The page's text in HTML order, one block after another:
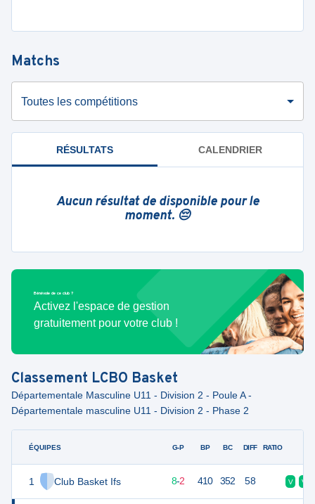
Matchs
Toutes les compétitions
RÉSULTATS CALENDRIER
Aucun résultat de disponible pour le
moment. 😔
Bénévole de ce club ?
Activez l'espace de gestion
gratuitement pour votre club !
Classement LCBO Basket
Départementale Masculine U11 - Division 2 - Poule A -
Départementale masculine U11 - Division 2 - Phase 2
ÉQUIPES
1 Club Basket Ifs
G-P BP BC DIFF RATIO
8-2 410 352 58 V V